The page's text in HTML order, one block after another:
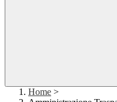
Home >